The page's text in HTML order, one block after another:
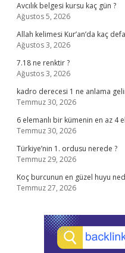
Avcılık belgesi kursu kaç gün ?
Ağustos 5, 2026
Allah kelimesi Kur’an’da kaç
Ağustos 3, 2026
7.18 ne renktir ?
Ağustos 3, 2026
kadro derecesi 1 ne anlama
Temmuz 30, 2026
6 elemanlı bir kümenin en az 4
Temmuz 30, 2026
Türkiye’nin 1. ordusu nerede ?
Temmuz 29, 2026
Koç burcunun en güzel huyu
Temmuz 27, 2026